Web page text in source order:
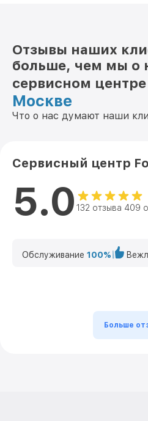
Отзывы наших
больше, чем мы о
сервисном центре
Москве
Что о нас думают наши
Сервисный центр
5.0 132 отзыва 409
Обслуживание 100%
Больше